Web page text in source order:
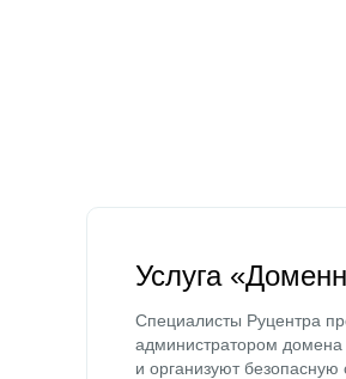
Услуга
Специалисты Руцентра
администратором
и организуют безопасную